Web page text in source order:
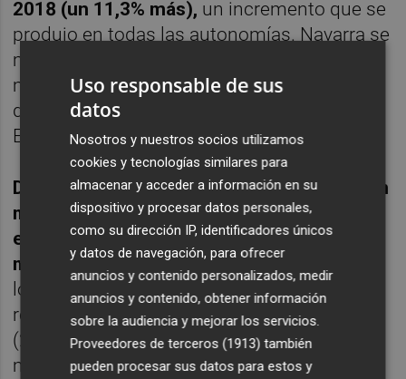
2018 (un 11,3% más), un incremento que se
produjo en todas las autonomías. Navarra se
mantiene como la región con mayor ahorro
medio por partícipe (15.733 euros), seguida
de País Vasco (14.164 euros), sin incluir
EPSV, y Madrid (13.397 euros).
Desde finales de 2012, el perfil de inversión
medio del partícipe en planes ha ido
evolucionado hacia posiciones con una
mayor exposición al riesgo. De este modo,
los fondos mixtos han pasado de
representar el 29% del patrimonio total
(2012) a situarse en el 60,1% en 2019,
mientras que los productos Garantizados
Uso responsable de sus
datos
Nosotros y nuestros socios utilizamos
cookies y tecnologías similares para
almacenar y acceder a información en su
dispositivo y procesar datos personales,
como su dirección IP, identificadores únicos
y datos de navegación, para ofrecer
anuncios y contenido personalizados, medir
anuncios y contenido, obtener información
sobre la audiencia y mejorar los servicios.
Proveedores de terceros (1913) también
pueden procesar sus datos para estos y